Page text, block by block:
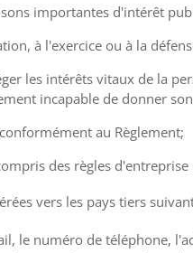
importantes d'intérêt
à l'exercice ou à la
les intérêts vitaux de la
incapable de donner
au Règlement;
des règles
vers les pays tiers
le numéro de téléphone,